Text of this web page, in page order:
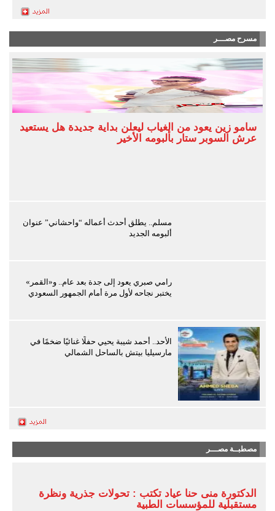
مسرح مصـــر
سامو زين يعود من الغياب ليعلن بداية جديدة هل يستعيد
عرش السوبر ستار بألبومه الأخير
مسلم.. يطلق أحدث أعماله “واحشاني” عنوان
ألبومه الجديد
رامي صبري يعود إلى جدة بعد عام.. و«القمر»
يختبر نجاحه لأول مرة أمام الجمهور السعودي
الأحد.. أحمد شيبة يحيي حفلًا غنائيًا ضخمًا في
مارسيليا بيتش بالساحل الشمالي
مصطبــة مصـــر
الدكتورة منى حنا عياد تكتب : تحولات جذرية ونظرة
مستقبلية للمؤسسات الطبية